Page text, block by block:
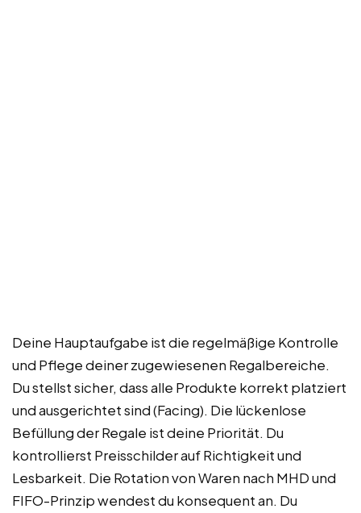
Deine Hauptaufgabe ist die regelmäßige Kontrolle
und Pflege deiner zugewiesenen Regalbereiche.
Du stellst sicher, dass alle Produkte korrekt platziert
und ausgerichtet sind (Facing). Die lückenlose
Befüllung der Regale ist deine Priorität. Du
kontrollierst Preisschilder auf Richtigkeit und
Lesbarkeit. Die Rotation von Waren nach MHD und
FIFO-Prinzip wendest du konsequent an. Du